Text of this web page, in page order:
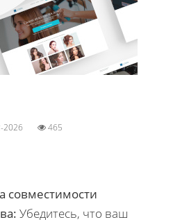
2026 465
совместимости
Убедитесь, что ваш